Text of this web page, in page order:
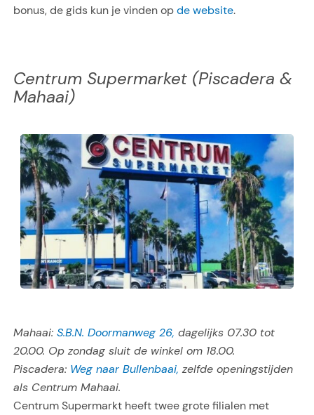
bonus, de gids kun je vinden opde website.
Centrum Supermarket (Piscadera &
Mahaai)
Mahaai: S.B.N. Doormanweg 26, dagelijks 07.30 tot
20.00. Op zondag sluit de winkel om 18.00.
Piscadera: Weg naar Bullenbaai, zelfde openingstijden
als Centrum Mahaai.
Centrum Supermarkt heeft twee grote filialen met